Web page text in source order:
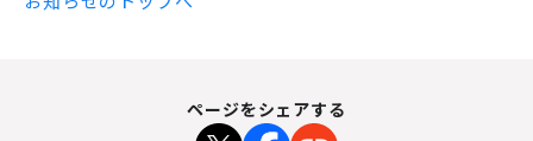
ページをシェアする